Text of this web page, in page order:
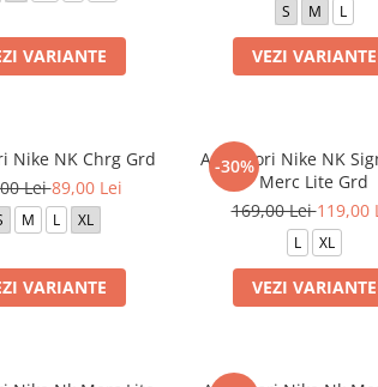
VARIANTE
S M L
VEZI VARIANTE
Nike NK Chrg Grd
Lei89,00 Lei
M L XL
VARIANTE
-30%
Aparatori Nike NK
Merc Lite Grd
169,00 Lei119,00
L XL
VEZI VARIANTE